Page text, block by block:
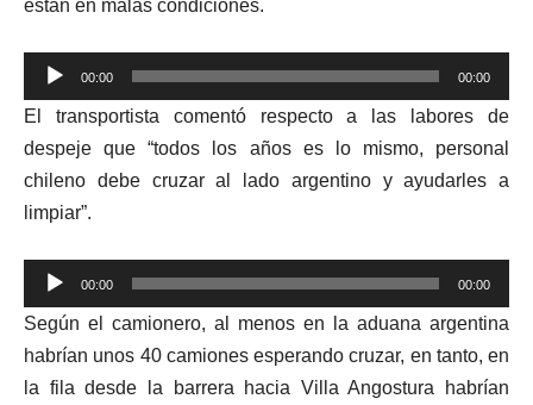
están en malas condiciones.
Reproductor
de
audio
00:00 00:00
El transportista comentó respecto a las labores de
despeje que “todos los años es lo mismo, personal
chileno debe cruzar al lado argentino y ayudarles a
limpiar”.
Reproductor
de
audio
00:00 00:00
Según el camionero, al menos en la aduana argentina
habrían unos 40 camiones esperando cruzar, en tanto, en
la fila desde la barrera hacia Villa Angostura habrían